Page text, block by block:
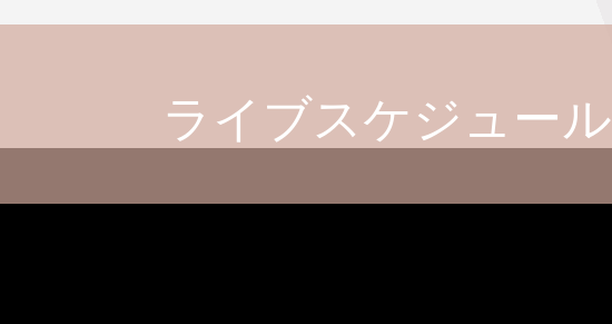
ライブスケジュール